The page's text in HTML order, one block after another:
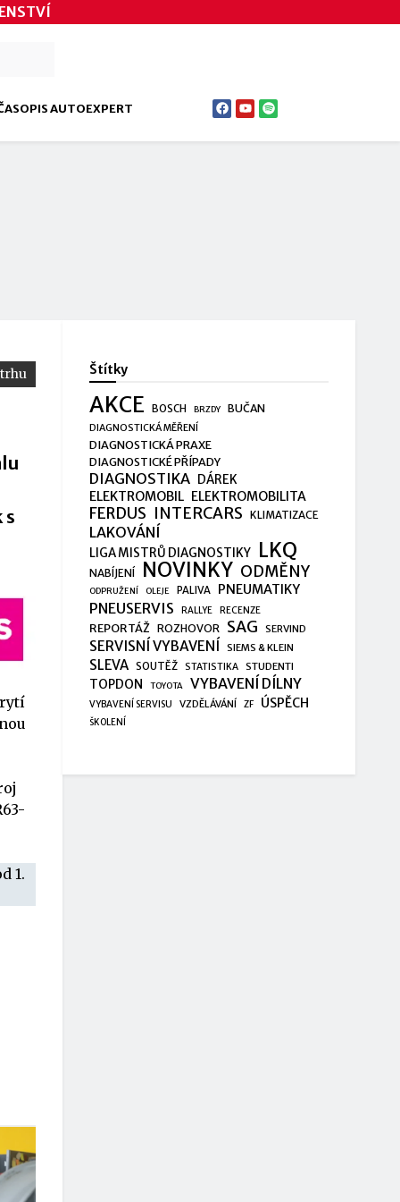
AUTOEXPERT
s
1.
Štítky
AKCE BOSCH BRZDY BUČAN
DIAGNOSTICKÁ MĚŘENÍ
DIAGNOSTICKÁ PRAXE
DIAGNOSTICKÉ PŘÍPADY
DIAGNOSTIKA DÁREK
ELEKTROMOBIL ELEKTROMOBILITA
FERDUS INTERCARS KLIMATIZACE
LAKOVÁNÍ
LIGA MISTRŮ DIAGNOSTIKY LKQ
NABÍJENÍ NOVINKY ODMĚNY
ODPRUŽENÍ OLEJE PALIVA PNEUMATIKY
PNEUSERVIS RALLYE RECENZE
REPORTÁŽ ROZHOVOR SAG SERVIND
SERVISNÍ VYBAVENÍ SIEMS & KLEIN
SLEVA SOUTĚŽ STATISTIKA STUDENTI
TOPDON TOYOTA VYBAVENÍ DÍLNY
VYBAVENÍ SERVISU VZDĚLÁVÁNÍ ZF ÚSPĚCH
ŠKOLENÍ